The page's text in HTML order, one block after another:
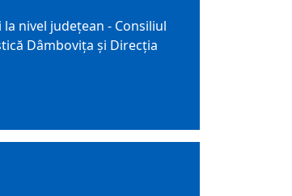
nivel județean - Consiliul
Dâmbovița și Direcția